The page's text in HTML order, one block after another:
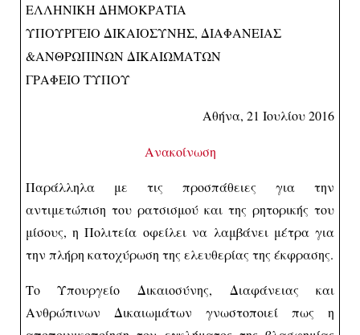
ΕΛΛΗΝΙΚΗ ΔΗΜΟΚΡΑΤΙΑ
ΥΠΟΥΡΓΕΙΟ ΔΙΚΑΙΟΣΥΝΗΣ, ΔΙΑΦΑΝΕΙΑΣ
&ΑΝΘΡΩΠΙΝΩΝ ΔΙΚΑΙΩΜΑΤΩΝ
ΓΡΑΦΕΙΟ ΤΥΠΟΥ
Αθήνα, 21 Ιουλίου 2016
Ανακοίνωση
Παράλληλα με τις προσπάθειες για την
αντιμετώπιση του ρατσισμού και της ρητορικής του
μίσους, η Πολιτεία οφείλει να λαμβάνει μέτρα για
την πλήρη κατοχύρωση της ελευθερίας της έκφρασης.
Το Υπουργείο Δικαιοσύνης, Διαφάνειας και
Ανθρώπινων Δικαιωμάτων γνωστοποιεί πως η